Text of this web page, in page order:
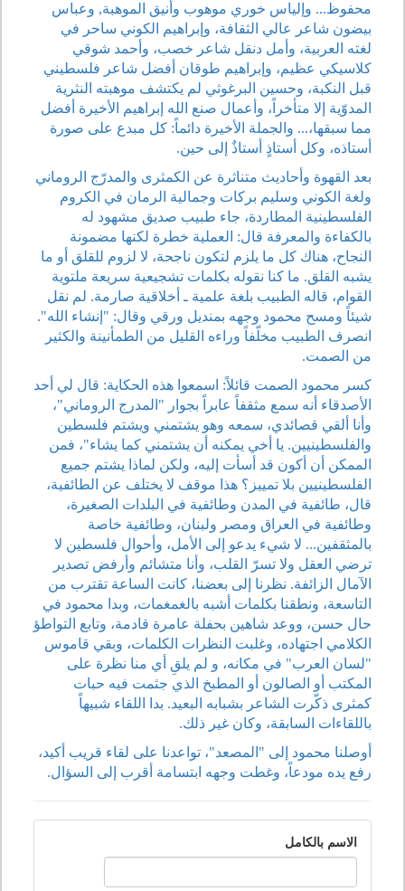
محفوظ... وإلياس خوري موهوب وأنيق الموهبة, وعباس
بيضون شاعر عالي الثقافة، وإبراهيم الكوني ساحر في
لغته العربية، وأمل دنقل شاعر خصب، وأحمد شوقي
كلاسيكي عظيم، وإبراهيم طوقان أفضل شاعر فلسطيني
قبل النكبة، وحسين البرغوثي لم يكتشف موهبته النثرية
المدوّية إلا متأخراً، وأعمال صنع الله إبراهيم الأخيرة أفضل
مما سبقها،... والجملة الأخيرة دائماً: كل مبدع على صورة
أستاذه، وكل أستاذٍ أستاذٌ إلى حين.
بعد القهوة وأحاديث متناثرة عن الكمثرى والمدرّج الروماني
ولغة الكوني وسليم بركات وجمالية الرمان في الكروم
الفلسطينية المطاردة، جاء طبيب صديق مشهود له
بالكفاءة والمعرفة قال: العملية خطرة لكنها مضمونة
النجاح، هناك كل ما يلزم لتكون ناجحة، لا لزوم للقلق أو ما
يشبه القلق. ما كنا نقوله بكلمات تشجيعية سريعة ملتوية
القوام، قاله الطبيب بلغة علمية ـ أخلاقية صارمة. لم نقل
شيئاً ومسح محمود وجهه بمنديل ورقي وقال: "إنشاء الله".
انصرف الطبيب مخلّفاً وراءه القليل من الطمأنينة والكثير
من الصمت.
كسر محمود الصمت قائلاً: اسمعوا هذه الحكاية: قال لي أحد
الأصدقاء أنه سمع مثقفاً عابراً بجوار "المدرج الروماني"،
وأنا ألقي قصائدي، سمعه وهو يشتمني ويشتم فلسطين
والفلسطينيين. يا أخي يمكنه أن يشتمني كما يشاء"، فمن
الممكن أن أكون قد أسأت إليه، ولكن لماذا يشتم جميع
الفلسطينيين بلا تمييز؟ هذا موقف لا يختلف عن الطائفية،
قال، طائفية في المدن وطائفية في البلدات الصغيرة،
وطائفية في العراق ومصر ولبنان، وطائفية خاصة
بالمثقفين... لا شيء يدعو إلى الأمل، وأحوال فلسطين لا
ترضي العقل ولا تسرّ القلب، وأنا متشائم وأرفض تصدير
الآمال الزائفة. نظرنا إلى بعضنا، كانت الساعة تقترب من
التاسعة، ونطقنا بكلمات أشبه بالغمغمات، وبدا محمود في
حال حسن، ووعد شاهين بحفلة عامرة قادمة، وتابع التواطؤ
الكلامي اجتهاده، وغلبت النظرات الكلمات، وبقي قاموس
"لسان العرب" في مكانه، و لم يلقِ أي منا نظرة على
المكتب أو الصالون أو المطبخ الذي جثمت فيه حبات
كمثرى ذكّرت الشاعر بشبابه البعيد. بدا اللقاء شبيهاً
باللقاءات السابقة، وكان غير ذلك.
أوصلنا محمود إلى "المصعد"، تواعدنا على لقاء قريب أكيد،
رفع يده مودعاً، وغطت وجهه ابتسامة أقرب إلى السؤال.
الاسم بالكامل